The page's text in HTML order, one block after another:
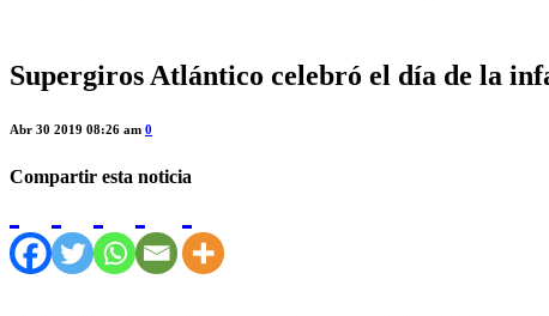
Supergiros Atlántico celebró el día de la
Abr 30 2019 08:26 am 0
Compartir esta noticia